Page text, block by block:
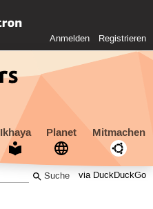
Anmelden Registrieren
Ikhaya Planet Mitmachen
via DuckDuckGo